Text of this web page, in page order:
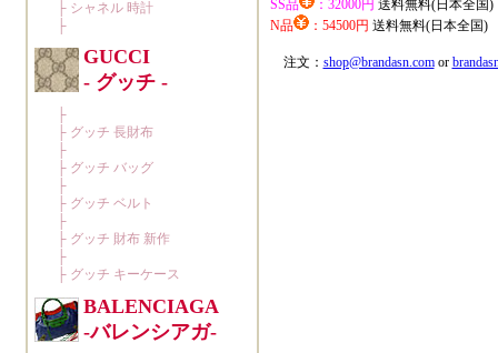
SS品
：32000円 送料無料(日本全国)
N品
：54500円 送料無料(日本全国)
注文： shop@brandasn.comor